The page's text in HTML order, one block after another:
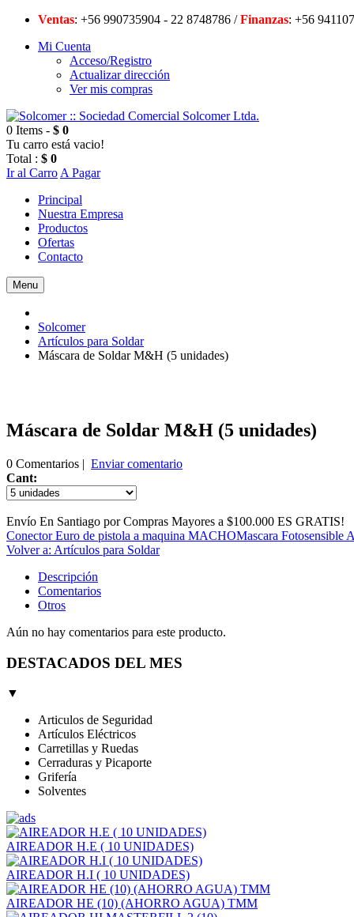
Ventas: +56 990735904 - 22 8748786 /Finanzas: +56
Mi Cuenta
Acceso/Registro
Actualizar dirección
Ver mis compras
0 Items - $ 0
Tu carro está vacio!
Total : $ 0
Ir al Carro A Pagar
Principal
Nuestra Empresa
Productos
Ofertas
Contacto
Menu
Solcomer
Artículos para Soldar
Máscara de Soldar M&H (5 unidades)
Máscara de Soldar M&H (5 unidades)
0 Comentarios | Enviar comentario
Cant:
Envío En Santiago por Compras Mayores a $100.000 ES GRATIS!
Conector Euro de pistola a maquina MACHOMascara Fotosensible
Volver a: Artículos para Soldar
Descripción
Comentarios
Otros
Aún no hay comentarios para este producto.
DESTACADOS DEL MES
▼
Articulos de Seguridad
Artículos Eléctricos
Carretillas y Ruedas
Cerraduras y Picaporte
Grifería
Solventes
AIREADOR H.E ( 10 UNIDADES)
AIREADOR H.I ( 10 UNIDADES)
AIREADOR HE (10) (AHORRO AGUA) TMM